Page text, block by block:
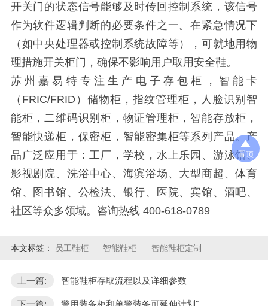
开关门的状态信号能够及时传回控制系统，该信号
作为软件逻辑判断的必要条件之一。在紧急情况下
（如中央处理器或控制系统故障等），可就地用物
理措施开关柜门，确保不影响用户取用安全鞋。
苏州嘉易特专注生产电子存包柜，智能卡
（FRIC/FRID）储物柜，指纹管理柜，人脸识别智
能柜，二维码识别柜，物证管理柜，智能存放柜，
智能快递柜，保密柜，智能密集柜等系列产品。产
品广泛应用于：工厂，学校，水上乐园、游泳馆、
影视剧院、洗浴中心、海滨浴场、大型商超、体育
馆、图书馆、公检法、银行、医院、宾馆、酒吧、
社区等众多领域。咨询热线 400-618-0789
本文标签： 员工鞋柜 智能鞋柜 智能鞋柜定制
上一篇: 智能鞋柜存取流程以及详细参数
下一篇: 警用装备柜和单警装备可延伸计划"
置顶